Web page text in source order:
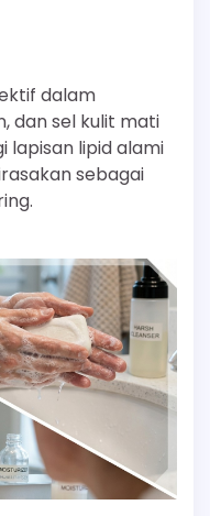
dalam
dan sel kulit mati
lapisan lipid alami
sebagai